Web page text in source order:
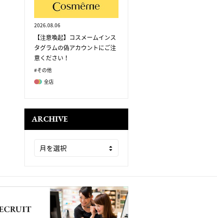
2026.08.06
【注意喚起】コスメームインス
タグラムの偽アカウントにご注
意ください！
#その他
全店
ARCHIVE